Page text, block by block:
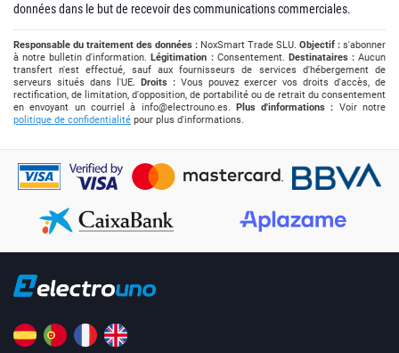
données dans le but de recevoir des communications commerciales.
Responsable du traitement des données : NoxSmart Trade SLU. Objectif : s'abonner
à notre bulletin d'information.Légitimation :Consentement. Destinataires :Aucun
transfert n'est effectué, sauf aux fournisseurs de services d'hébergement de
serveurs situés dans l'UE. Droits : Vous pouvez exercer vos droits d'accès, de
rectification, de limitation, d'opposition, de portabilité ou de retrait du consentement
en envoyant un courriel à info@electrouno.es. Plus d'informations : Voir notre
politique de confidentialité pour plus d'informations.